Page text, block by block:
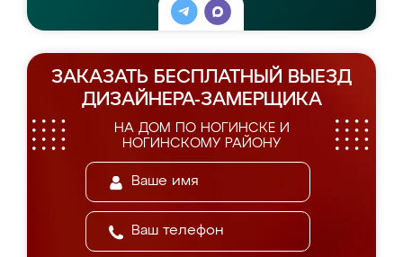
ЗАКАЗАТЬ БЕСПЛАТНЫЙ ВЫЕЗД
ДИЗАЙНЕРА-ЗАМЕРЩИКА
НА ДОМ ПО НОГИНСКЕ И
НОГИНСКОМУ РАЙОНУ